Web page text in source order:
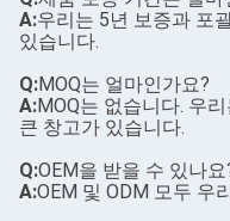
A:우리는 5년 보증과 포
있습니다.
Q:MOQ는 얼마인가요?
A:MOQ는 없습니다. 우
큰 창고가 있습니다.
Q:OEM을 받을 수 있나요
A:OEM 및 ODM 모두 우